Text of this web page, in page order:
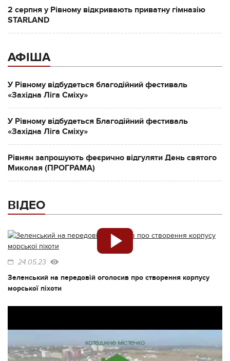
2 серпня у Рівному відкривають приватну гімназію
STARLAND
АФІША
У Рівному відбудеться благодійний фестиваль
«Західна Ліга Сміху»
У Рівному відбудеться Благодійний фестиваль
«Західна Ліга Сміху»
Рівнян запрошують феєрично відгуляти День святого
Миколая (ПРОГРАМА)
ВІДЕО
24.05.23
Зеленський на передовій оголосив про створення корпусу
морської піхоти